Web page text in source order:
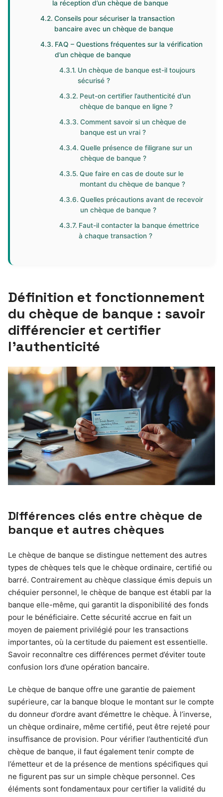
la réception d’un chèque de banque
Conseils pour sécuriser la transaction
bancaire avec un chèque de banque
FAQ – Questions fréquentes sur la vérification
d’un chèque de banque
Un chèque de banque est-il toujours
sécurisé ?
Peut-on certifier l’authenticité d’un
chèque de banque en ligne ?
Comment savoir si un chèque de
banque est un vrai ?
Quelle présence de filigrane sur un
chèque de banque ?
Que faire en cas de doute sur le
montant du chèque de banque ?
Quelles précautions avant de recevoir
un chèque de banque ?
Faut-il contacter la banque émettrice
à chaque transaction ?
Définition et fonctionnement
du chèque de banque : savoir
différencier et certifier
l’authenticité
Différences clés entre chèque de
banque et autres chèques
Le chèque de banque se distingue nettement des autres
types de chèques tels que le chèque ordinaire, certifié ou
barré. Contrairement au chèque classique émis depuis un
chéquier personnel, le chèque de banque est établi par la
banque elle-même, qui garantit la disponibilité des fonds
pour le bénéficiaire. Cette sécurité accrue en fait un
moyen de paiement privilégié pour les transactions
importantes, où la certitude du paiement est essentielle.
Savoir reconnaître ces différences permet d’éviter toute
confusion lors d’une opération bancaire.
Le chèque de banque offre une garantie de paiement
supérieure, car la banque bloque le montant sur le compte
du donneur d’ordre avant d’émettre le chèque. À l’inverse,
un chèque ordinaire, même certifié, peut être rejeté pour
insuffisance de provision. Pour vérifier l’authenticité d’un
chèque de banque, il faut également tenir compte de
l’émetteur et de la présence de mentions spécifiques qui
ne figurent pas sur un simple chèque personnel. Ces
éléments sont fondamentaux pour certifier la validité du